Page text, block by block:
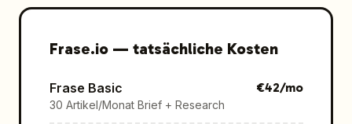
Frase.io— tatsächliche Kosten
Frase Basic
30 Artikel/Monat Brief + Research
€42/mo